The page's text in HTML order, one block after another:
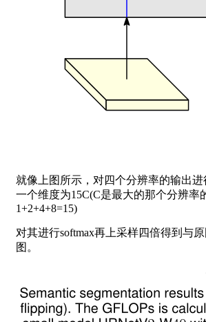
就像上图所示，对四个分辨率的输出
一个维度为15C(C是最大的那个分辨率
1+2+4+8=15)
对其进行softmax再上采样四倍得到与
图。